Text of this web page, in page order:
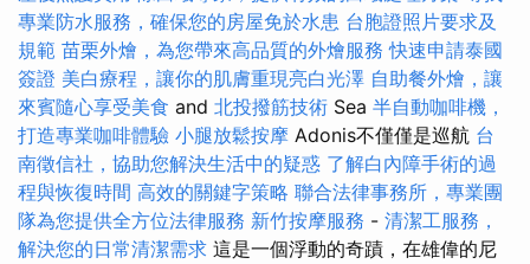
專業防水服務，確保您的房屋免於水患 台胞證照片要求及
規範 苗栗外燴，為您帶來高品質的外燴服務 快速申請泰國
簽證 美白療程，讓你的肌膚重現亮白光澤 自助餐外燴，讓
來賓隨心享受美食 and 北投撥筋技術 Sea 半自動咖啡機，
打造專業咖啡體驗 小腿放鬆按摩 Adonis不僅僅是巡航 台
南徵信社，協助您解決生活中的疑惑 了解白內障手術的過
程與恢復時間 高效的關鍵字策略 聯合法律事務所，專業團
隊為您提供全方位法律服務 新竹按摩服務 - 清潔工服務，
解決您的日常清潔需求 這是一個浮動的奇蹟，在雄偉的尼